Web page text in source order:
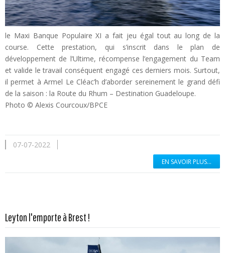
le Maxi Banque Populaire XI a fait jeu égal tout au long de la
course. Cette prestation, qui s’inscrit dans le plan de
développement de l’Ultime, récompense l’engagement du Team
et valide le travail conséquent engagé ces derniers mois. Surtout,
il permet à Armel Le Cléac’h d’aborder sereinement le grand défi
de la saison : la Route du Rhum – Destination Guadeloupe.
Photo © Alexis Courcoux/BPCE
07-07-2022
EN SAVOIR PLUS...
Leyton l'emporte à Brest !